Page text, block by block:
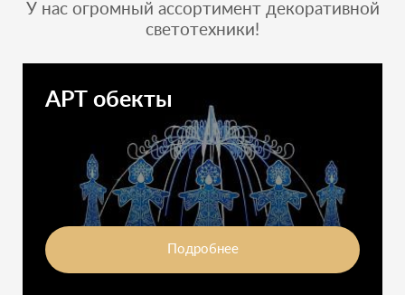
У нас огромный ассортимент декоративной
светотехники!
АРТ обекты
Подробнее